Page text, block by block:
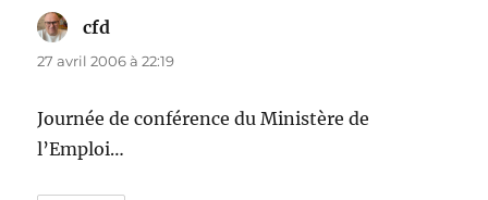
cfd
27 avril 2006 à 22:19
Journée de conférence du Ministère de
l’Emploi…